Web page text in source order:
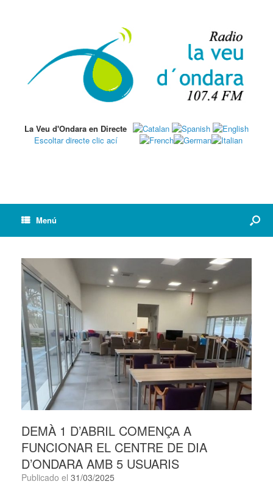
La Veu d'Ondara en Directe
Escoltar directe clic ací
Menú
DEMÀ 1 D’ABRIL COMENÇA A
FUNCIONAR EL CENTRE DE DIA
D’ONDARA AMB 5 USUARIS
Publicado el 31/03/2025